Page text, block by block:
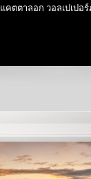
แคตตาลอก วอลเปเปอ